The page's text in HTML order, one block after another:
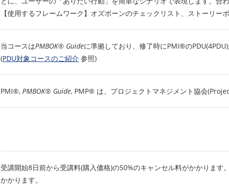
【使⽤するフレームワーク】オズボーンのチェックリスト、ストーリー
当コースはPMBOK® Guideに準拠しており、修了時にPMI®のPDU(4PDU)
(PDU対象コースのご紹介 参照)
PMI®, PMBOK® Guide, PMP® は、プロジェクトマネジメント協会
受講開始8日前から受講料(購入価格)の50%のキャンセル料がかかりま
かかります。